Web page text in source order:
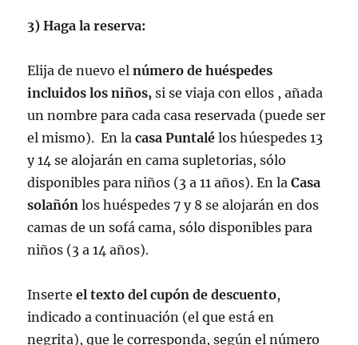
3) Haga la reserva:
Elija de nuevo el número de huéspedes
incluidos los niños, si se viaja con ellos , añada
un nombre para cada casa reservada (puede ser
el mismo). En lacasa Puntalé los húespedes 13
y 14 se alojarán en cama supletorias, sólo
disponibles para niños (3 a 11 años). En laCasa
solañónlos huéspedes 7 y 8 se alojarán en dos
camas de un sofá cama, sólo disponibles para
niños (3 a 14 años).
Inserteel texto del cupón de descuento,
indicado a continuación (el que está en
negrita), que le corresponda, según el número